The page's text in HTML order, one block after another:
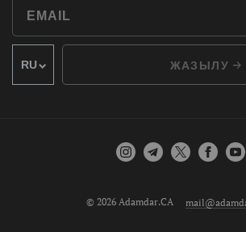
ЖАЗЫЛУ
© 2026 Adamdar.CA